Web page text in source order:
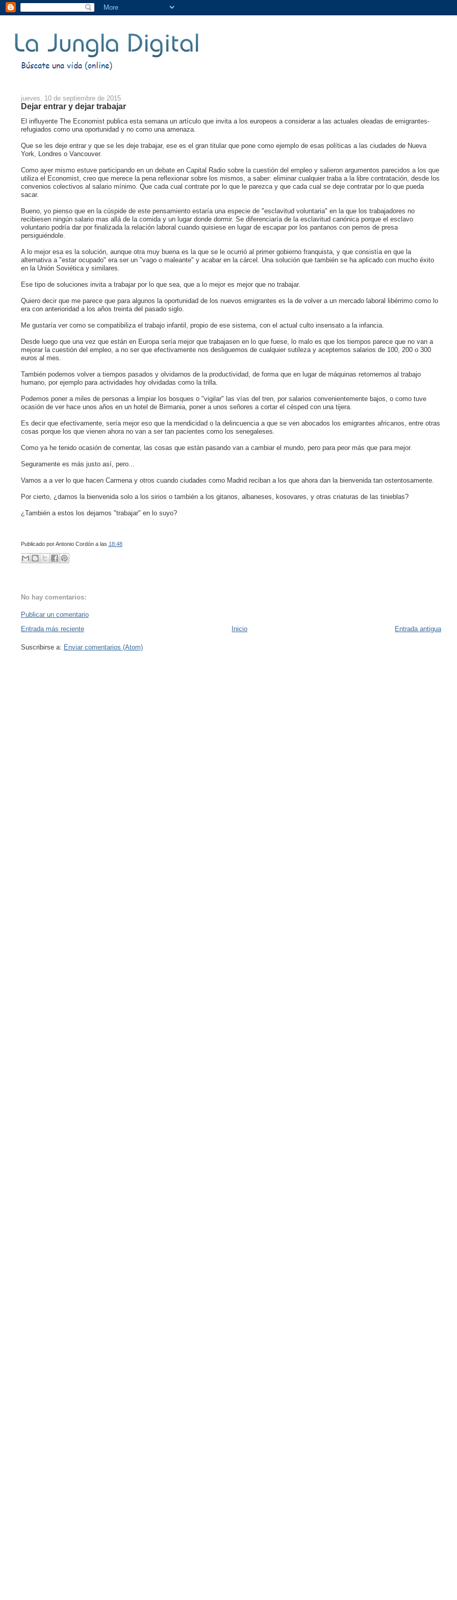
jueves, 10 de septiembre de 2015
Dejar entrar y dejar trabajar
El influyente The Economist publica esta semana un artículo que invita a los europeos a considerar a las actuales oleadas de emigrantes-
refugiados como una oportunidad y no como una amenaza.
Que se les deje entrar y que se les deje trabajar, ese es el gran titular que pone como ejemplo de esas políticas a las ciudades de Nueva
York, Londres o Vancouver.
Como ayer mismo estuve participando en un debate en Capital Radio sobre la cuestión del empleo y salieron argumentos parecidos a los que
utiliza el Economist, creo que merece la pena reflexionar sobre los mismos, a saber: eliminar cualquier traba a la libre contratación, desde los
convenios colectivos al salario mínimo. Que cada cual contrate por lo que le parezca y que cada cual se deje contratar por lo que pueda
sacar.
Bueno, yo pienso que en la cúspide de este pensamiento estaría una especie de "esclavitud voluntaria" en la que los trabajadores no
recibiesen ningún salario mas allá de la comida y un lugar donde dormir. Se diferenciaría de la esclavitud canónica porque el esclavo
voluntario podría dar por finalizada la relación laboral cuando quisiese en lugar de escapar por los pantanos con perros de presa
persiguiéndole.
A lo mejor esa es la solución, aunque otra muy buena es la que se le ocurrió al primer gobierno franquista, y que consistía en que la
alternativa a "estar ocupado" era ser un "vago o maleante" y acabar en la cárcel. Una solución que también se ha aplicado con mucho éxito
en la Unión Soviética y similares.
Ese tipo de soluciones invita a trabajar por lo que sea, que a lo mejor es mejor que no trabajar.
Quiero decir que me parece que para algunos la oportunidad de los nuevos emigrantes es la de volver a un mercado laboral libérrimo como lo
era con anterioridad a los años treinta del pasado siglo.
Me gustaría ver como se compatibiliza el trabajo infantil, propio de ese sistema, con el actual culto insensato a la infancia.
Desde luego que una vez que están en Europa sería mejor que trabajasen en lo que fuese, lo malo es que los tiempos parece que no van a
mejorar la cuestión del empleo, a no ser que efectivamente nos desliguemos de cualquier sutileza y aceptemos salarios de 100, 200 o 300
euros al mes.
También podemos volver a tiempos pasados y olvidarnos de la productividad, de forma que en lugar de máquinas retornemos al trabajo
humano, por ejemplo para actividades hoy olvidadas como la trilla.
Podemos poner a miles de personas a limpiar los bosques o "vigilar" las vías del tren, por salarios convenientemente bajos, o como tuve
ocasión de ver hace unos años en un hotel de Birmania, poner a unos señores a cortar el césped con una tijera.
Es decir que efectivamente, sería mejor eso que la mendicidad o la delincuencia a que se ven abocados los emigrantes africanos, entre otras
cosas porque los que vienen ahora no van a ser tan pacientes como los senegaleses.
Como ya he tenido ocasión de comentar, las cosas que están pasando van a cambiar el mundo, pero para peor más que para mejor.
Seguramente es más justo así, pero...
Vamos a a ver lo que hacen Carmena y otros cuando ciudades como Madrid reciban a los que ahora dan la bienvenida tan ostentosamente.
Por cierto, ¿damos la bienvenida solo a los sirios o también a los gitanos, albaneses, kosovares, y otras criaturas de las tinieblas?
¿También a estos los dejamos "trabajar" en lo suyo?
Publicado porAntonio Cordón a las 18:48
No hay comentarios:
Publicar un comentario
Entrada más reciente
Entrada antigua
Inicio
Suscribirse a: Enviar comentarios (Atom)